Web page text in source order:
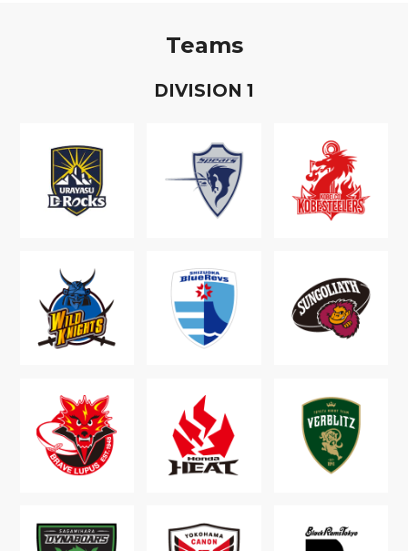
Teams
DIVISION 1